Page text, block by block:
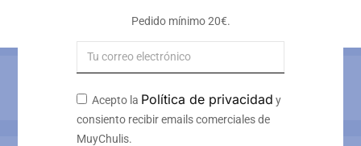
Métodos de pago
Pedido mínimo 20€.
Acepto la Política de privacidad y
consiento recibir emails comerciales de
MuyChulis.